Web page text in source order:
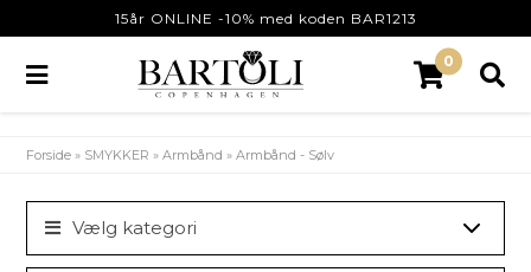
15år ONLINE -10% med koden BAR1213
0
Forside » SMYKKER »Armbånd »Armbånd - Sølv
Vælg kategori